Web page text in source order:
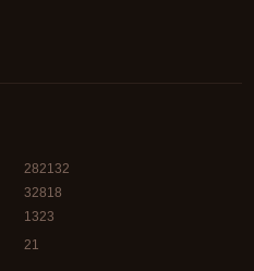
21
282132
32818
1323